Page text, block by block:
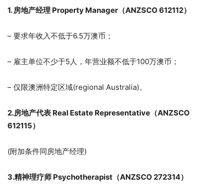
1. 房地产经理 Property Manager（ANZSCO 612112）
– 要求年收入不低于6.5万澳币；
– 雇主单位不少于5人，年营业额不低于100万澳币；
– 仅限澳洲特定区域(regional Australia)。
2.房地产代表 Real Estate Representative（ANZSCO
612115）
(附加条件同房地产经理)
3.精神理疗师 Psychotherapist（ANZSCO 272314）